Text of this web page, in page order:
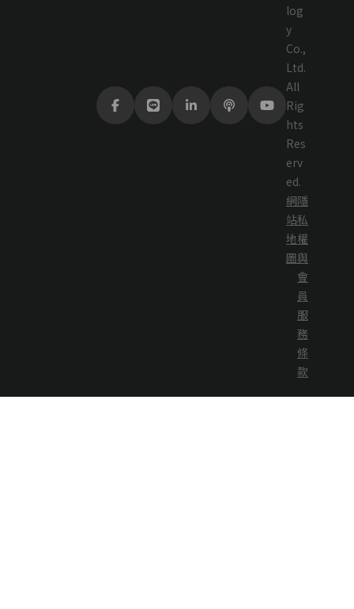
log
y
Co.,
Ltd.
All
Rig
hts
Res
erv
ed.
網
站
地
圖
隱
私
權
與
會
員
服
務
條
款